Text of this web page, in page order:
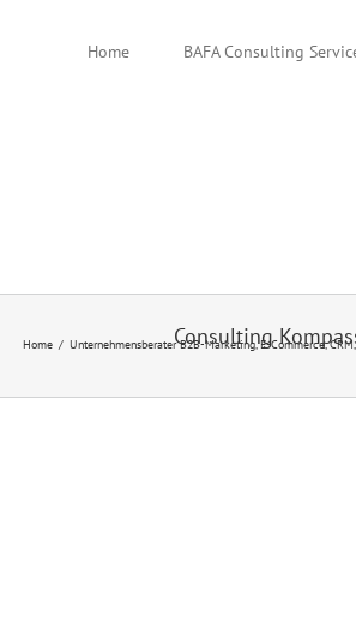
Home BAFA Consulting
Consulting
Home Unternehmensberater B2B-Marketing, E-Commerce,